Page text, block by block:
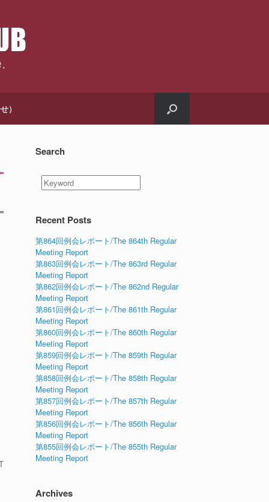
）
Search
Recent Posts
第864回例会レポート/The 864th Regular
Meeting Report
第863回例会レポート/The 863rd Regular
Meeting Report
第862回例会レポート/The 862nd Regular
Meeting Report
第861回例会レポート/The 861th Regular
Meeting Report
第860回例会レポート/The 860th Regular
Meeting Report
第859回例会レポート/The 859th Regular
Meeting Report
第858回例会レポート/The 858th Regular
Meeting Report
第857回例会レポート/The 857th Regular
Meeting Report
第856回例会レポート/The 856th Regular
Meeting Report
第855回例会レポート/The 855th Regular
Meeting Report
Archives